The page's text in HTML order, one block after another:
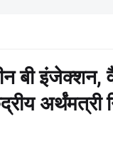
बी इंजेक्शन,
अर्थंमत्री